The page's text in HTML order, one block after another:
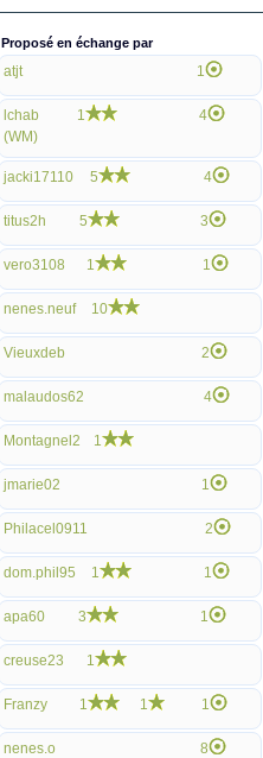
Proposé en échange par
atjt 1
lchab
(WM)
1 4
jacki17110 5 4
titus2h 5 3
vero3108 1 1
nenes.neuf 10
Vieuxdeb 2
malaudos62 4
Montagnel2 1
jmarie02 1
Philacel0911 2
dom.phil95 1 1
apa60 3 1
creuse23 1
Franzy 1 1 1
nenes.o 8